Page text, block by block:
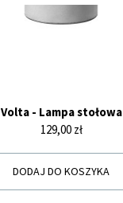
Volta - Lampa stołowa
Cena
129,00 zł
DODAJ DO KOSZYKA